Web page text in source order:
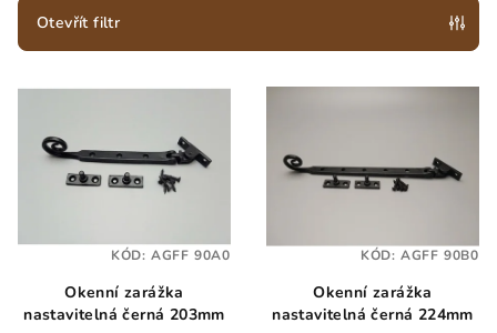
r
o
ů
Otevřít filtr
V
p
Okenní zarážka
nastavitelná černá 203mm
KÓD: AGFF 90A0
Okenní zarážka
nastavitelná černá 224mm
KÓD: AGFF 90B0